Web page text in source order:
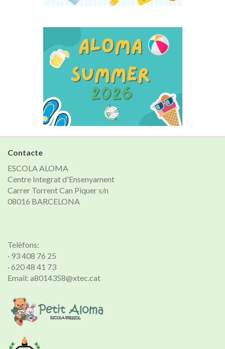
Contacte
ESCOLA ALOMA
Centre Integrat d'Ensenyament
Carrer Torrent Can Piquer s/n
08016 BARCELONA
Telèfons:
· 93 408 76 25
· 620 48 41 73
Email: a8014358@xtec.cat